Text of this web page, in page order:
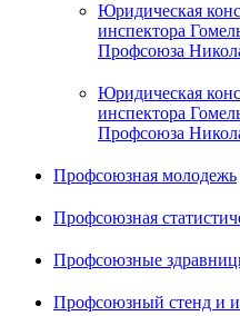
Юридическая
инспектора
Профсоюза
Юридическая
инспектора
Профсоюза
Профсоюзная молодежь
Профсоюзная
Профсоюзные
Профсоюзный стенд и